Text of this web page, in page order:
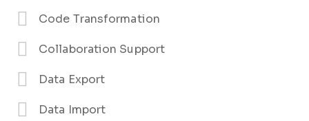
Code Transformation
Collaboration Support
Data Export
Data Import